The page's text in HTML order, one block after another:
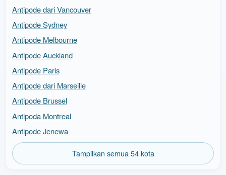
Antipode dari Vancouver
Antipode Sydney
Antipode Melbourne
Antipode Auckland
Antipode Paris
Antipode dari Marseille
Antipode Brussel
Antipoda Montreal
Antipode Jenewa
Tampilkan semua 54 kota